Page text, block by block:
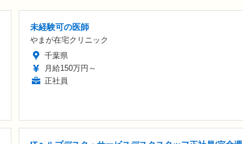
未経験可の医師
やまが在宅クリニック
千葉県
月給150万円～
正社員